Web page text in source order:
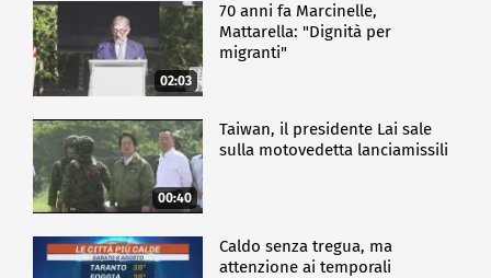
02:03
70 anni fa Marcinelle,
Mattarella: "Dignità per
migranti"
00:40
Taiwan, il presidente Lai sale
sulla motovedetta lanciamissili
Caldo senza tregua, ma
attenzione ai temporali